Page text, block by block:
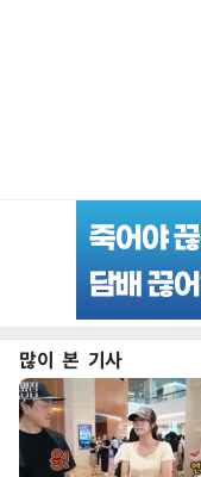
많이 본 기사